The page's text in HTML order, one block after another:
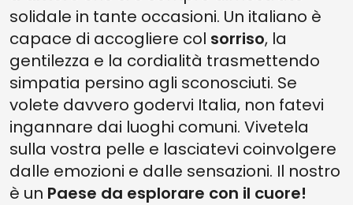
solidale in tante occasioni. Un italiano è
capace di accogliere col sorriso, la
gentilezza e la cordialità trasmettendo
simpatia persino agli sconosciuti. Se
volete davvero godervi Italia, non fatevi
ingannare dai luoghi comuni. Vivetela
sulla vostra pelle e lasciatevi coinvolgere
dalle emozioni e dalle sensazioni. Il nostro
è un Paese da esplorare con il cuore!